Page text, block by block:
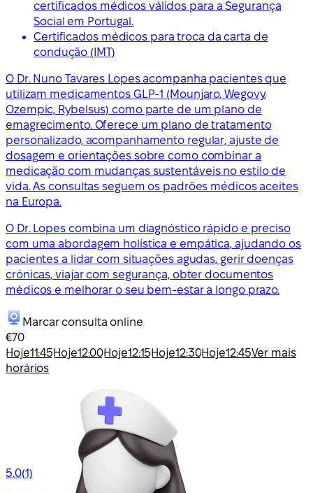
certificados médicos válidos para a Segurança
Social em Portugal.
Certificados médicos para troca da carta de
condução (IMT)
O Dr. Nuno Tavares Lopes acompanha pacientes que
utilizam medicamentos GLP-1 (Mounjaro, Wegovy,
Ozempic, Rybelsus) como parte de um plano de
emagrecimento. Oferece um plano de tratamento
personalizado, acompanhamento regular, ajuste de
dosagem e orientações sobre como combinar a
medicação com mudanças sustentáveis no estilo de
vida. As consultas seguem os padrões médicos aceites
na Europa.
O Dr. Lopes combina um diagnóstico rápido e preciso
com uma abordagem holística e empática, ajudando os
pacientes a lidar com situações agudas, gerir doenças
crónicas, viajar com segurança, obter documentos
médicos e melhorar o seu bem-estar a longo prazo.
Marcar consulta online
€70
Hoje11:45Hoje12:00Hoje12:15Hoje12:30Hoje12:45Ver mais
horários
5.0(1)